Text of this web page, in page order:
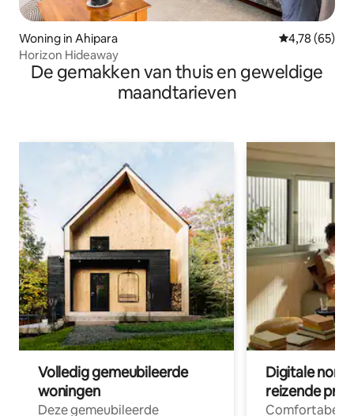
Woning in Ahipara Gemiddelde
4,78 (65)
Horizon Hideaway
De gemakken van thuis en geweldige
maandtarieven
Volledig gemeubileerde
woningen
Deze gemeubileerde
Digitale
reizende
Comfortabele